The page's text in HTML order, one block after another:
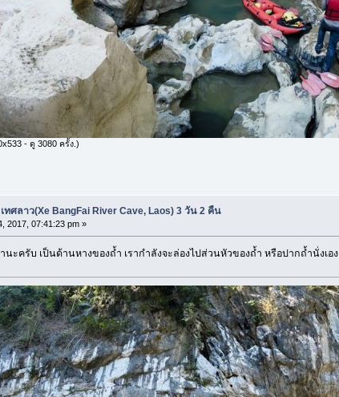
- ดู 3080 ครั้ง.)
ทศลาว(Xe BangFai River Cave, Laos) 3 วัน 2 คืน
2017, 07:41:23 pm »
ะครับ เป็นด้านหางของถ้ำ เรากำลังจะล่องไปส่วนหัวของถ้ำ หรือปากถ้ำนั่งเอง